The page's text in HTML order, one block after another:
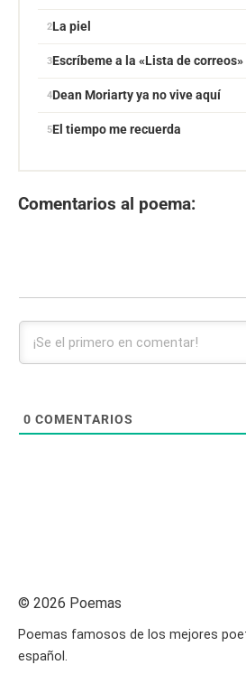
La piel
Escríbeme a la «Lista de correos»
Dean Moriarty ya no vive aquí
El tiempo me recuerda
Comentarios al poema:
0 COMENTARIOS
© 2026 Poemas
Poemas famosos de los mejores
español.